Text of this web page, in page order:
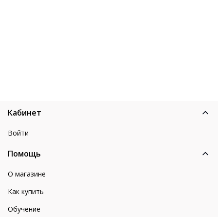
Кабинет
Войти
Помощь
О магазине
Как купить
Обучение